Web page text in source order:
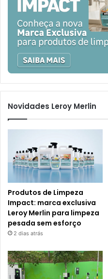
Novidades Leroy Merlin
Produtos de Limpeza
Impact: marca exclusiva
Leroy Merlin para limpeza
pesada sem esforço
2 dias atrás